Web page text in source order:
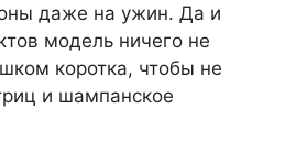
даже на ужин. Да и
модель ничего не
коротка, чтобы не
и шампанское